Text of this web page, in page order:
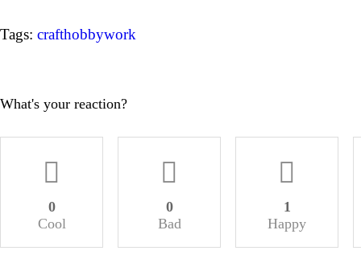
Tags: crafthobbywork
What's your reaction?
0
Cool
0
Bad
1
Happy